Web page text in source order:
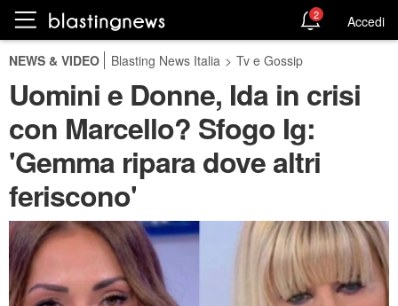
2 Accedi
NEWS & VIDEO Blasting News Italia > Tv e Gossip
Uomini e Donne, Ida in crisi
con Marcello? Sfogo Ig:
'Gemma ripara dove altri
feriscono'